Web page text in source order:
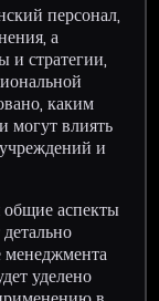
персонал,
а
стратегии,
каким
могут влиять
и
общие аспекты
менеджмента
уделено